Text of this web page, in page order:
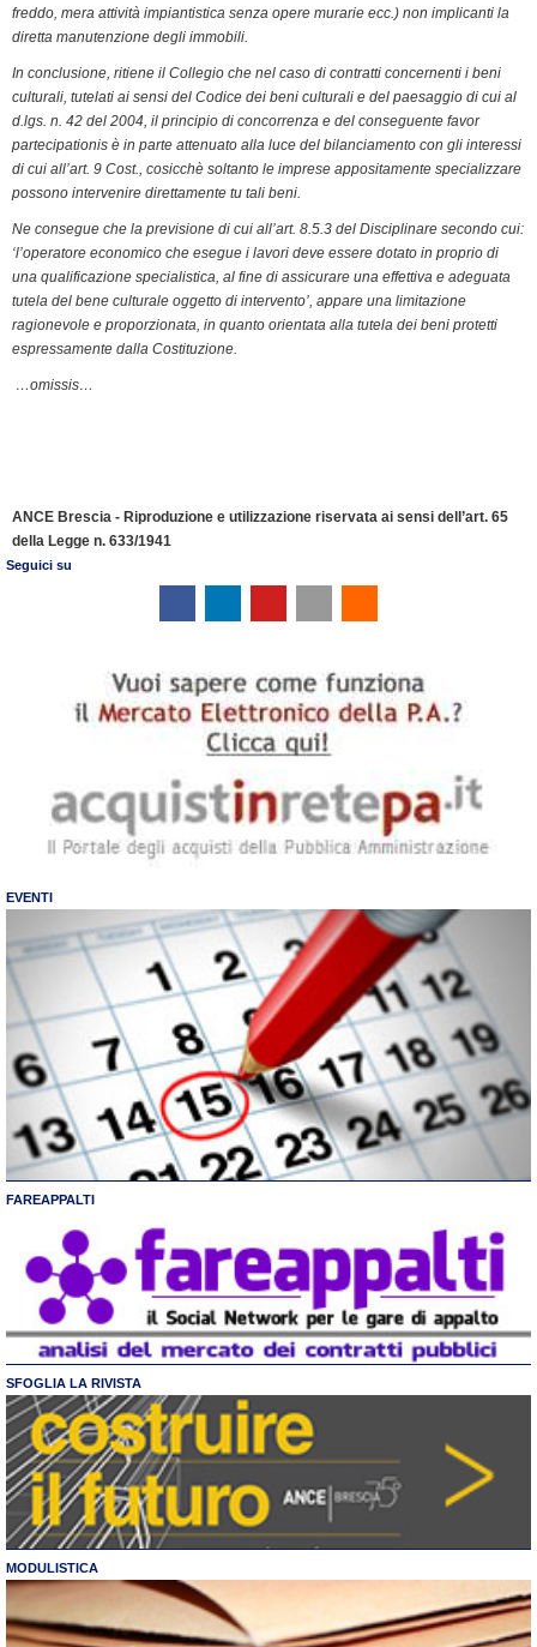
freddo, mera attività impiantistica senza opere murarie ecc.) non implicanti la
diretta manutenzione degli immobili.
In conclusione, ritiene il Collegio che nel caso di contratti concernenti i beni
culturali, tutelati ai sensi del Codice dei beni culturali e del paesaggio di cui al
d.lgs. n. 42 del 2004, il principio di concorrenza e del conseguente favor
partecipationis è in parte attenuato alla luce del bilanciamento con gli interessi
di cui all’art. 9 Cost., cosicchè soltanto le imprese appositamente specializzare
possono intervenire direttamente tu tali beni.
Ne consegue che la previsione di cui all’art. 8.5.3 del Disciplinare secondo cui:
‘l’operatore economico che esegue i lavori deve essere dotato in proprio di
una qualificazione specialistica, al fine di assicurare una effettiva e adeguata
tutela del bene culturale oggetto di intervento’, appare una limitazione
ragionevole e proporzionata, in quanto orientata alla tutela dei beni protetti
espressamente dalla Costituzione.
…omissis…
ANCE Brescia - Riproduzione e utilizzazione riservata ai sensi dell’art. 65
della Legge n. 633/1941
Seguici su
EVENTI
FAREAPPALTI
SFOGLIA LA RIVISTA
MODULISTICA